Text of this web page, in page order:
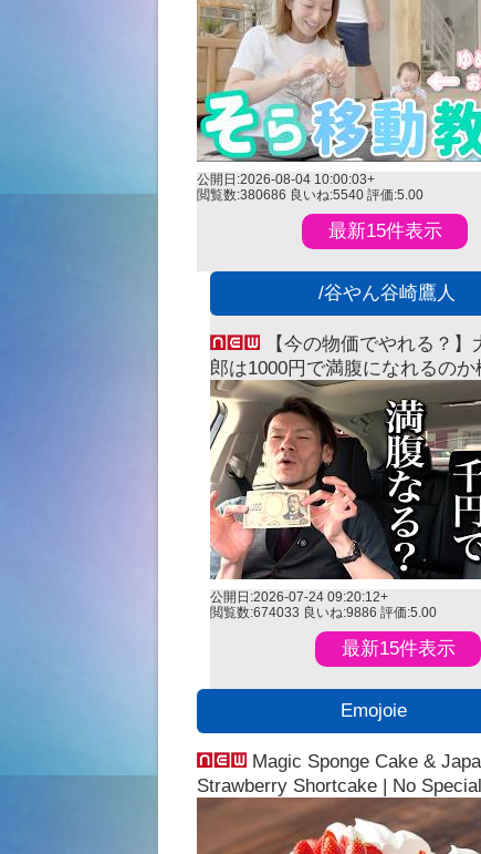
公開日:2026-08-04 10:00:03+
閲覧数:380686 良いね:5540 評価:5.00
最新15件表示
/谷やん谷崎鷹人
【今の物価でやれる？】
郎は1000円で満腹になれるのか
公開日:2026-07-24 09:20:12+
閲覧数:674033 良いね:9886 評価:5.00
最新15件表示
Emojoie
Magic Sponge Cake &
Strawberry Shortcake | No